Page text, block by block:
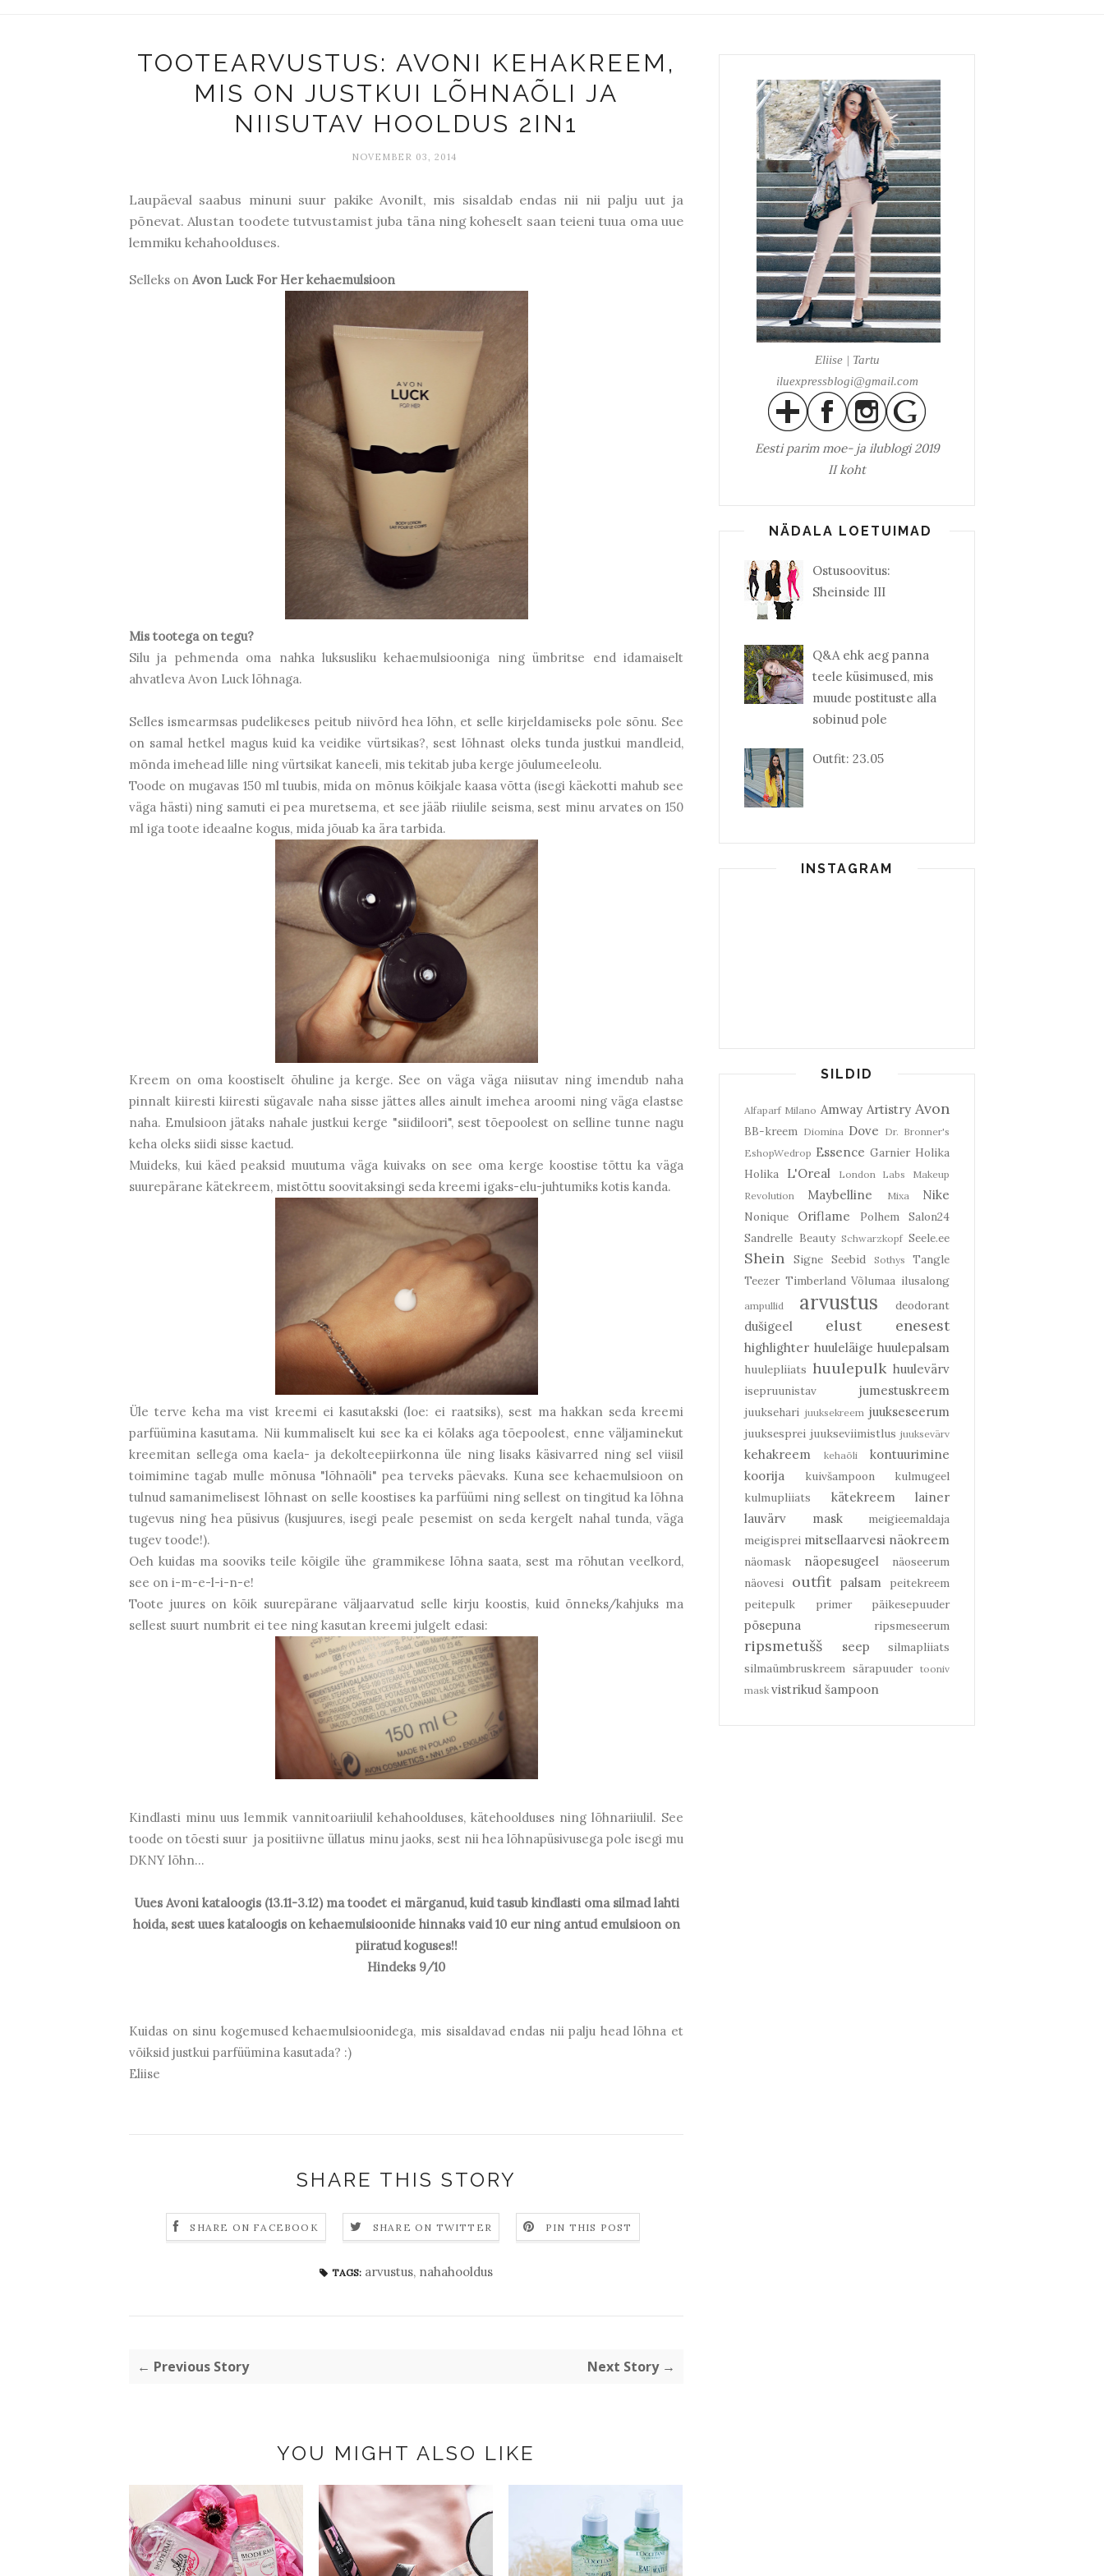
TOOTEARVUSTUS: AVONI KEHAKREEM,
MIS ON JUSTKUI LÕHNAÕLI JA
NIISUTAV HOOLDUS 2IN1
NOVEMBER 03, 2014
Laupäeval saabus minuni suur pakike Avonilt, mis sisaldab endas nii nii palju uut ja
põnevat. Alustan toodete tutvustamist juba täna ning koheselt saan teieni tuua oma uue
lemmiku kehahoolduses.
Selleks on Avon Luck For Her kehaemulsioon
Mis tootega on tegu?
Silu ja pehmenda oma nahka luksusliku kehaemulsiooniga ning ümbritse end idamaiselt
ahvatleva Avon Luck lõhnaga.
Selles ismearmsas pudelikeses peitub niivõrd hea lõhn, et selle kirjeldamiseks pole sõnu. See
on samal hetkel magus kuid ka veidike vürtsikas?, sest lõhnast oleks tunda justkui mandleid,
mõnda imehead lille ning vürtsikat kaneeli, mis tekitab juba kerge jõulumeeleolu.
Toode on mugavas 150 ml tuubis, mida on mõnus kõikjale kaasa võtta (isegi käekotti mahub see
väga hästi) ning samuti ei pea muretsema, et see jääb riiulile seisma, sest minu arvates on 150
ml iga toote ideaalne kogus, mida jõuab ka ära tarbida.
Kreem on oma koostiselt õhuline ja kerge. See on väga väga niisutav ning imendub naha
pinnalt kiiresti kiiresti sügavale naha sisse jättes alles ainult imehea aroomi ning väga elastse
naha. Emulsioon jätaks nahale justkui kerge "siidiloori", sest tõepoolest on selline tunne nagu
keha oleks siidi sisse kaetud.
Muideks, kui käed peaksid muutuma väga kuivaks on see oma kerge koostise tõttu ka väga
suurepärane kätekreem, mistõttu soovitaksingi seda kreemi igaks-elu-juhtumiks kotis kanda.
Üle terve keha ma vist kreemi ei kasutakski (loe: ei raatsiks), sest ma hakkan seda kreemi
parfüümina kasutama. Nii kummaliselt kui see ka ei kõlaks aga tõepoolest, enne väljaminekut
kreemitan sellega oma kaela- ja dekolteepiirkonna üle ning lisaks käsivarred ning sel viisil
toimimine tagab mulle mõnusa "lõhnaõli" pea terveks päevaks. Kuna see kehaemulsioon on
tulnud samanimelisest lõhnast on selle koostises ka parfüümi ning sellest on tingitud ka lõhna
tugevus ning hea püsivus (kusjuures, isegi peale pesemist on seda kergelt nahal tunda, väga
tugev toode!).
Oeh kuidas ma sooviks teile kõigile ühe grammikese lõhna saata, sest ma rõhutan veelkord,
see on i-m-e-l-i-n-e!
Toote juures on kõik suurepärane väljaarvatud selle kirju koostis, kuid õnneks/kahjuks ma
sellest suurt numbrit ei tee ning kasutan kreemi julgelt edasi:
Kindlasti minu uus lemmik vannitoariiulil kehahoolduses, kätehoolduses ning lõhnariiulil. See
toode on tõesti suur ja positiivne üllatus minu jaoks, sest nii hea lõhnapüsivusega pole isegi mu
DKNY lõhn...
Uues Avoni kataloogis (13.11-3.12) ma toodet ei märganud, kuid tasub kindlasti oma silmad lahti
hoida, sest uues kataloogis on kehaemulsioonide hinnaks vaid 10 eur ning antud emulsioon on
piiratud koguses!!
Hindeks 9/10
Kuidas on sinu kogemused kehaemulsioonidega, mis sisaldavad endas nii palju head lõhna et
võiksid justkui parfüümina kasutada? :)
Eliise
SHARE THIS STORY
SHARE ON FACEBOOK SHARE ON TWITTER PIN THIS POST
TAGS: arvustus, nahahooldus
← Previous Story Next Story →
YOU MIGHT ALSO LIKE
Eliise | Tartu
iluexpressblogi@gmail.com
Eesti parim moe- ja ilublogi 2019
II koht
NÄDALA LOETUIMAD
Ostusoovitus:
Sheinside III
Q&A ehk aeg panna
teele küsimused, mis
muude postituste alla
sobinud pole
Outfit: 23.05
INSTAGRAM
SILDID
Alfaparf Milano Amway Artistry Avon
BB-kreem Diomina Dove Dr. Bronner's
EshopWedrop Essence Garnier Holika
Holika
L'Oreal London Labs
Makeup
Revolution
Maybelline Mixa Nike
Nonique Oriflame Polhem
Salon24
Sandrelle Beauty Schwarzkopf Seele.ee
Shein Signe Seebid Sothys
Tangle
Teezer Timberland Võlumaa ilusalong
ampullid arvustus deodorant
dušigeel elust enesest
highlighter huuleläige huulepalsam
huulepliiats huulepulk huulevärv
isepruunistav jumestuskreem
juuksehari juuksekreem juukseseerum
juuksesprei juukseviimistlus juuksevärv
kehakreem kehaõli
kontuurimine
koorija
kuivšampoon
kulmugeel
kulmupliiats
kätekreem
lainer
lauvärv
mask
meigieemaldaja
meigisprei mitsellaarvesi näokreem
näomask näopesugeel
näoseerum
näovesi
outfit palsam
peitekreem
peitepulk
primer päikesepuuder
põsepuna ripsmeseerum
ripsmetušš seep
silmapliiats
silmaümbruskreem särapuuder tooniv
mask vistrikud šampoon